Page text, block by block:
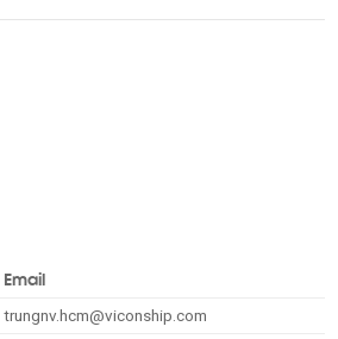
Email
trungnv.hcm@viconship.com